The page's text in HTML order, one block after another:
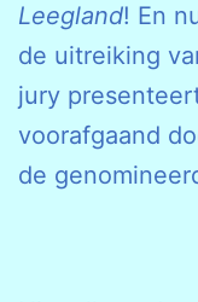
Leegland! En
de uitreiking
jury
voorafgaand
de